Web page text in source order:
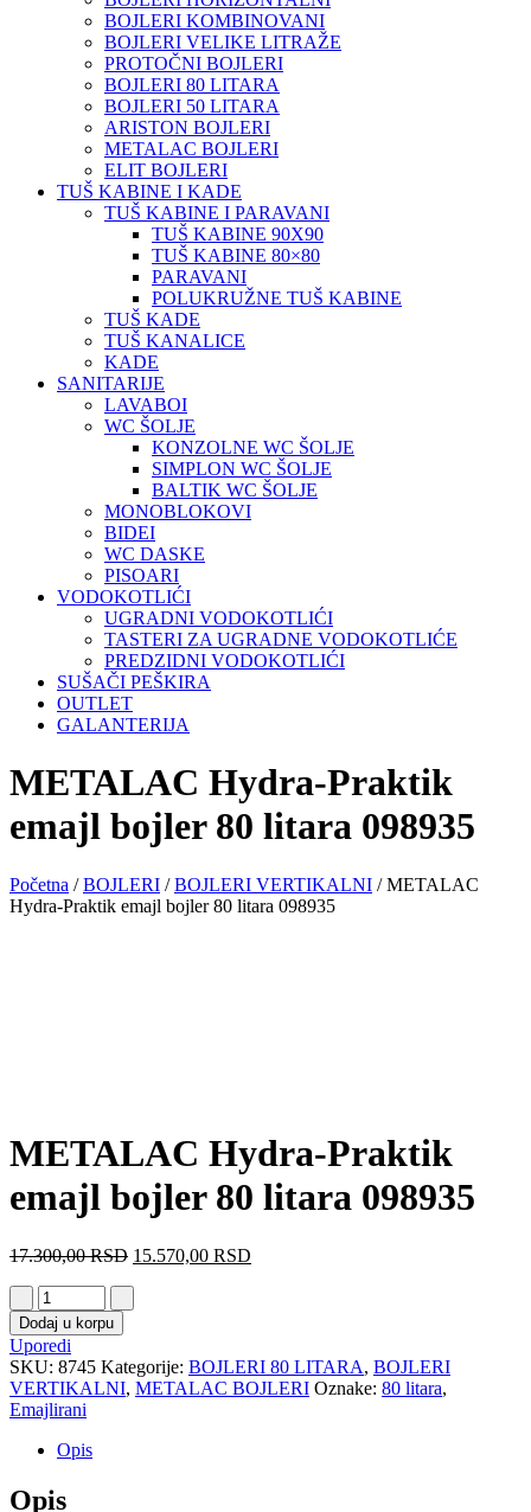
BOJLERI KOMBINOVANI
BOJLERI VELIKE LITRAŽE
PROTOČNI BOJLERI
BOJLERI 80 LITARA
BOJLERI 50 LITARA
ARISTON BOJLERI
METALAC BOJLERI
ELIT BOJLERI
TUŠ KABINE I KADE
TUŠ KABINE I PARAVANI
TUŠ KABINE 90X90
TUŠ KABINE 80×80
PARAVANI
POLUKRUŽNE TUŠ KABINE
TUŠ KADE
TUŠ KANALICE
KADE
SANITARIJE
LAVABOI
WC ŠOLJE
KONZOLNE WC ŠOLJE
SIMPLON WC ŠOLJE
BALTIK WC ŠOLJE
MONOBLOKOVI
BIDEI
WC DASKE
PISOARI
VODOKOTLIĆI
UGRADNI VODOKOTLIĆI
TASTERI ZA UGRADNE VODOKOTLIĆE
PREDZIDNI VODOKOTLIĆI
SUŠAČI PEŠKIRA
OUTLET
GALANTERIJA
METALAC Hydra-Praktik
emajl bojler 80 litara 098935
Početna /BOJLERI /BOJLERI VERTIKALNI / METALAC
Hydra-Praktik emajl bojler 80 litara 098935
METALAC Hydra-Praktik
emajl bojler 80 litara 098935
17.300,00RSD 15.570,00 RSD
Dodaj u korpu
Uporedi
SKU: 8745 Kategorije: BOJLERI 80 LITARA, BOJLERI
VERTIKALNI, METALAC BOJLERI Oznake: 80 litara,
Emajlirani
Opis
Opis